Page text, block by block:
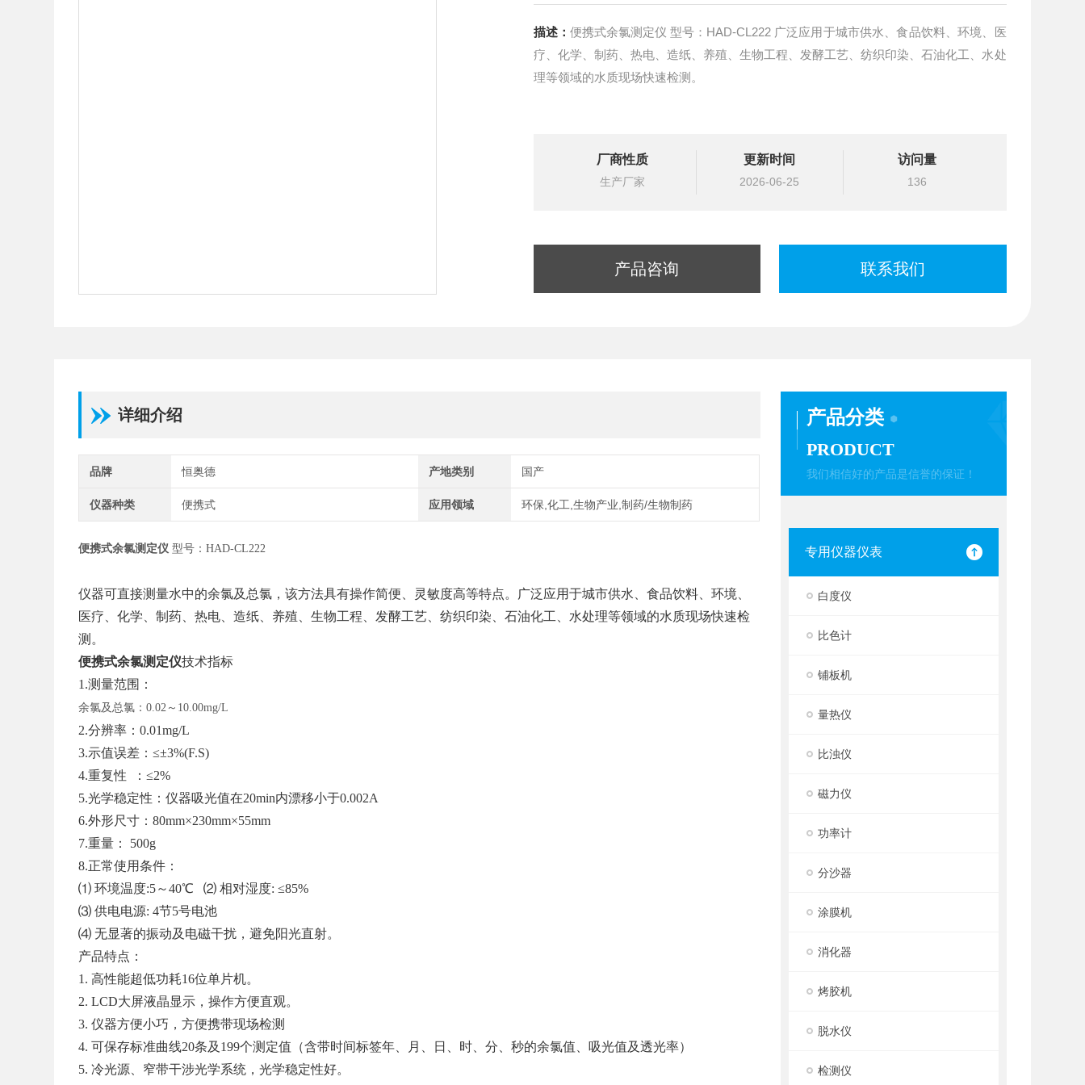
描述： 便携式余氯测定仪 型号：HAD-CL222 广泛应用于城市供水、食品饮料、环境、医
疗、化学、制药、热电、造纸、养殖、生物工程、发酵工艺、纺织印染、石油化工、水处
理等领域的水质现场快速检测。
厂商性质
生产厂家
更新时间
2026-06-25
访问量
136
产品咨询 联系我们
产品分类
PRODUCT
我们相信好的产品是信誉的保证！
专用仪器仪表
白度仪
比色计
铺板机
量热仪
比浊仪
磁力仪
功率计
分沙器
涂膜机
消化器
烤胶机
脱水仪
检测仪
详细介绍
品牌 恒奥德 产地类别 国产
仪器种类 便携式 应用领域 环保,化工,生物产业,制药/生物制药
便携式余氯测定仪 型号：HAD-CL222
仪器可直接测量水中的余氯及总氯，该方法具有操作简便、灵敏度高等特点。广泛应用于城市供水、食品饮料、环境、
医疗、化学、制药、热电、造纸、养殖、生物工程、发酵工艺、纺织印染、石油化工、水处理等领域的水质现场快速检
测。
便携式余氯测定仪技术指标
1.测量范围：
余氯及总氯：0.02～10.00mg/L
2.分辨率：0.01mg/L
3.示值误差：≤±3%(F.S)
4.重复性 ：≤2%
5.光学稳定性：仪器吸光值在20min内漂移小于0.002A
6.外形尺寸：80mm×230mm×55mm
7.重量： 500g
8.正常使用条件：
⑴ 环境温度:5～40℃ ⑵ 相对湿度: ≤85%
⑶ 供电电源: 4节5号电池
⑷ 无显著的振动及电磁干扰，避免阳光直射。
产品特点：
1. 高性能超低功耗16位单片机。
2. LCD大屏液晶显示，操作方便直观。
3. 仪器方便小巧，方便携带现场检测
4. 可保存标准曲线20条及199个测定值（含带时间标签年、月、日、时、分、秒的余氯值、吸光值及透光率）
5. 冷光源、窄带干涉光学系统，光学稳定性好。